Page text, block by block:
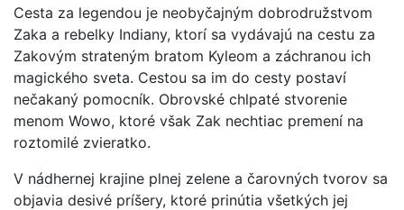
Cesta za legendou je neobyčajným dobrodružstvom
Zaka a rebelky Indiany, ktorí sa vydávajú na cestu za
Zakovým strateným bratom Kyleom a záchranou ich
magického sveta. Cestou sa im do cesty postaví
nečakaný pomocník. Obrovské chlpaté stvorenie
menom Wowo, ktoré však Zak nechtiac premení na
roztomilé zvieratko.
V nádhernej krajine plnej zelene a čarovných tvorov sa
objavia desivé príšery, ktoré prinútia všetkých jej